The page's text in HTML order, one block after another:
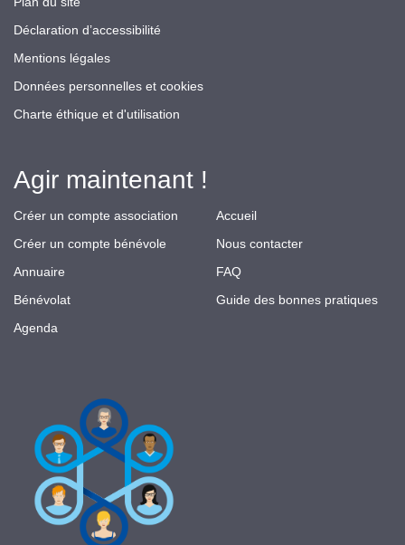
Déclaration d’accessibilité
Mentions légales
Données personnelles et cookies
Charte éthique et d'utilisation
Agir maintenant !
Créer un compte association
Créer un compte bénévole
Annuaire
Bénévolat
Agenda
Accueil
Nous contacter
FAQ
Guide des bonnes pratiques